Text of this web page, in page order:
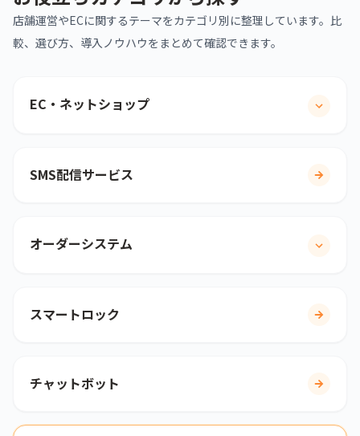
店舗運営やECに関するテーマをカテゴリ別に整理しています。比
較、選び方、導入ノウハウをまとめて確認できます。
EC・ネットショップ
SMS配信サービス
オーダーシステム
スマートロック
チャットボット